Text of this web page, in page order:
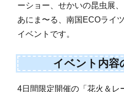
ーショー、せかいの昆虫展
あにま〜る、南国ECOライ
イベントです。
イベント内容
4日間限定開催の「花火＆レ